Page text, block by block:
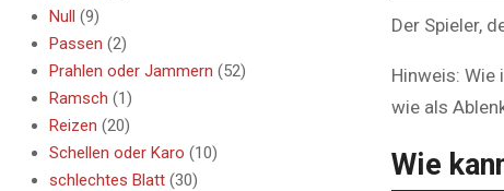
Der Spieler,
Hinweis: Wie
wie als
Wie
Null (9)
Passen (2)
Prahlen oder Jammern (52)
Ramsch (1)
Reizen (20)
Schellen oder Karo (10)
schlechtes Blatt (30)